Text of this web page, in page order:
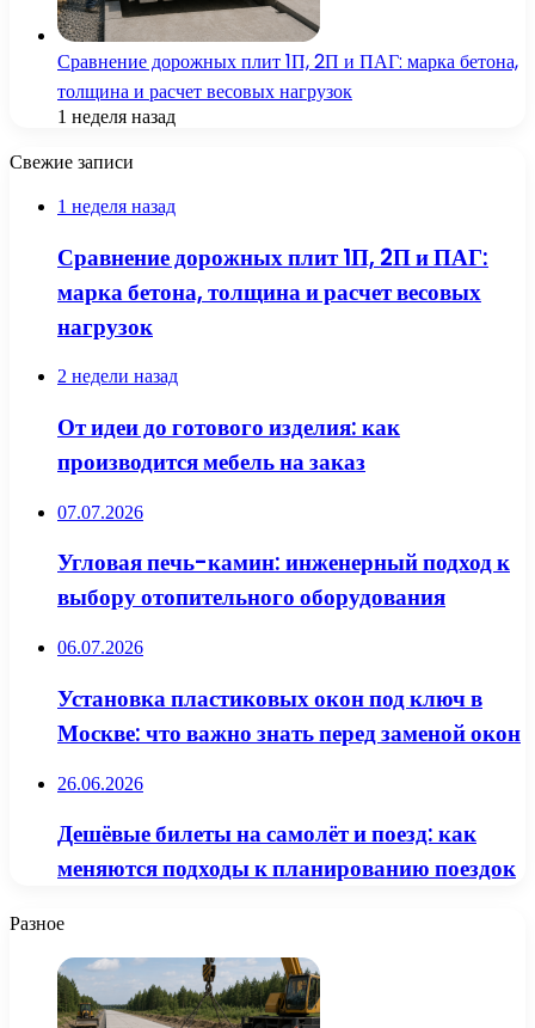
Сравнение дорожных плит 1П, 2П и ПАГ: марка бетона,
толщина и расчет весовых нагрузок
1 неделя назад
Свежие записи
1 неделя назад
Сравнение дорожных плит 1П, 2П и ПАГ:
марка бетона, толщина и расчет весовых
нагрузок
2 недели назад
От идеи до готового изделия: как
производится мебель на заказ
07.07.2026
Угловая печь-камин: инженерный подход к
выбору отопительного оборудования
06.07.2026
Установка пластиковых окон под ключ в
Москве: что важно знать перед заменой окон
26.06.2026
Дешёвые билеты на самолёт и поезд: как
меняются подходы к планированию поездок
Разное